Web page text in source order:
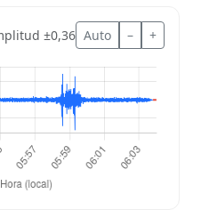
±0,36 Auto – +